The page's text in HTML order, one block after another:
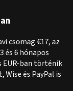
csomag €17, az
és 6 hónapos
EUR-ban történik
és PayPal is